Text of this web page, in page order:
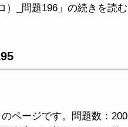
）_問題196」の続きを読む
ページです。問題数：200